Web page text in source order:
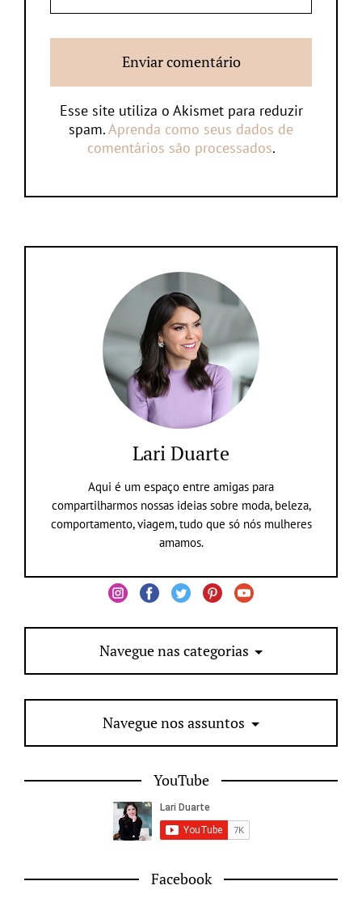
Esse site utiliza o Akismet para reduzir
spam.Aprenda como seus dados de
comentários são processados.
Lari Duarte
Aqui é um espaço entre amigas para
compartilharmos nossas ideias sobre moda, beleza,
comportamento, viagem, tudo que só nós mulheres
amamos.
Navegue nas categorias
Navegue nos assuntos
YouTube
Facebook